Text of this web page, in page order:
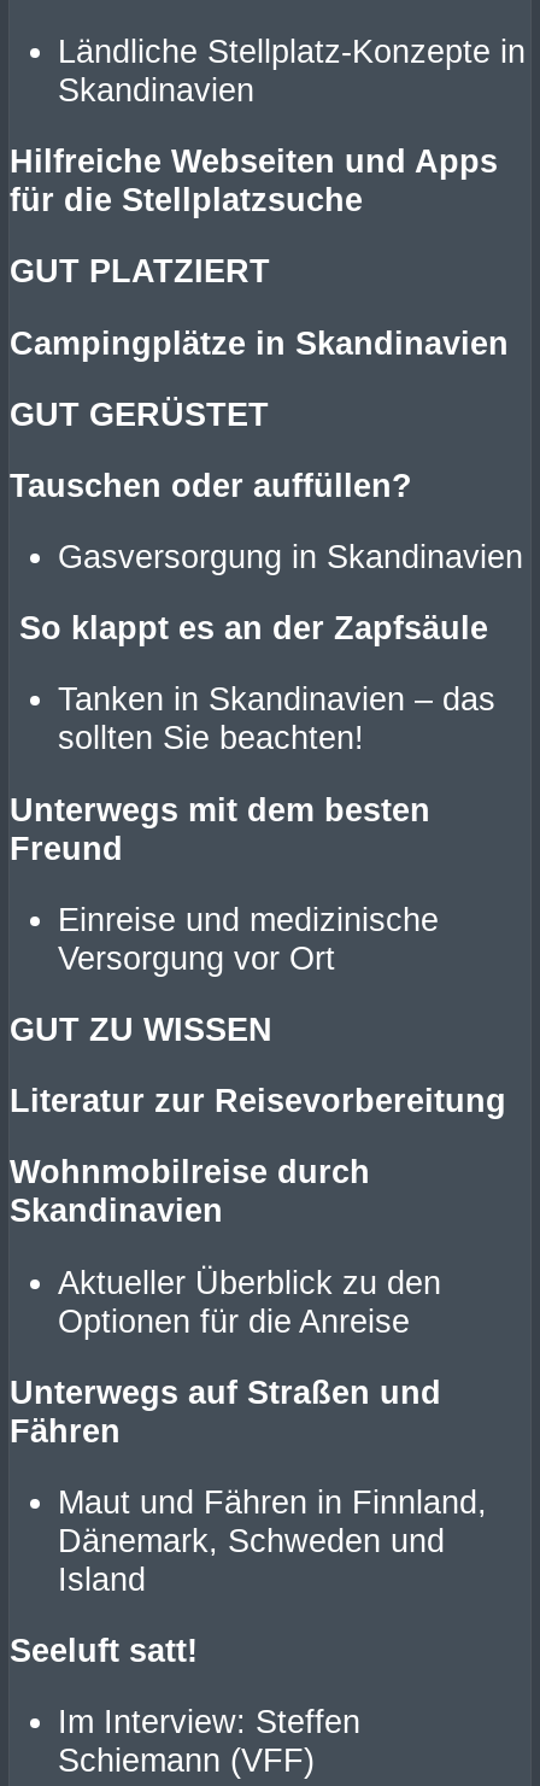
Ländliche Stellplatz-Konzepte in
Skandinavien
Hilfreiche Webseiten und Apps
für die Stellplatzsuche
GUT PLATZIERT
Campingplätze in Skandinavien
GUT GERÜSTET
Tauschen oder auffüllen?
Gasversorgung in Skandinavien
So klappt es an der Zapfsäule
Tanken in Skandinavien – das
sollten Sie beachten!
Unterwegs mit dem besten
Freund
Einreise und medizinische
Versorgung vor Ort
GUT ZU WISSEN
Literatur zur Reisevorbereitung
Wohnmobilreise durch
Skandinavien
Aktueller Überblick zu den
Optionen für die Anreise
Unterwegs auf Straßen und
Fähren
Maut und Fähren in Finnland,
Dänemark, Schweden und
Island
Seeluft satt!
Im Interview: Steffen
Schiemann (VFF)